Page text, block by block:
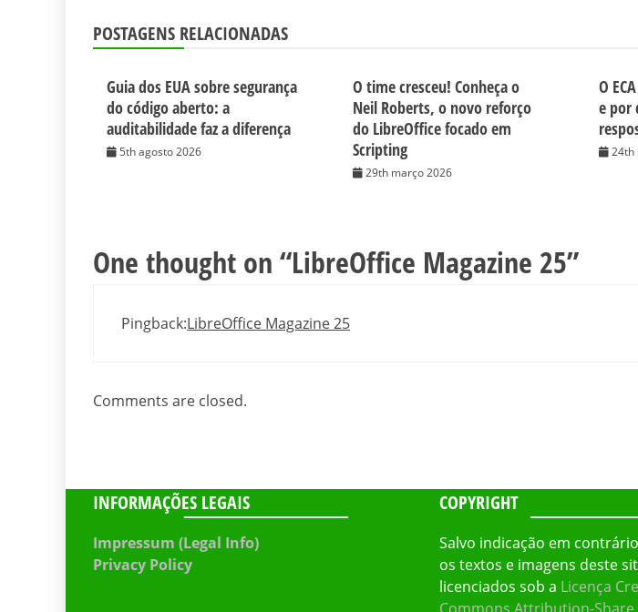
POSTAGENS RELACIONADAS
Guia dos EUA sobre segurança
do código aberto: a
auditabilidade faz a diferença
5th agosto 2026
O time cresceu! Conheça o
Neil Roberts, o novo reforço
do LibreOffice focado em
Scripting
29th março 2026
O
e por
24th
One thought on “LibreOffice Magazine 25”
Pingback:LibreOffice Magazine 25
Comments are closed.
INFORMAÇÕES LEGAIS
Impressum (Legal Info)
Privacy Policy
COPYRIGHT
Salvo indicação em
os textos e imagens deste
licenciados sob a Licença